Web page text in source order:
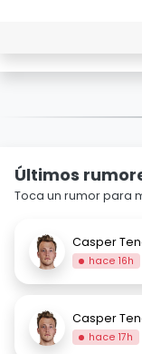
Últimos
Toca un rumor para
Casper
hace 16h
Casper
hace 17h